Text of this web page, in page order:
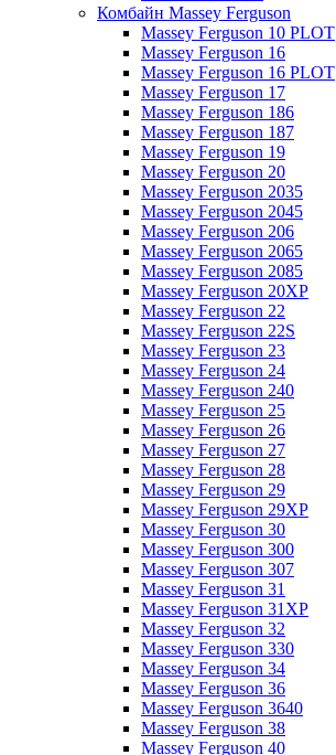
Комбайн Massey Ferguson
Massey Ferguson 10 PLOT
Massey Ferguson 16
Massey Ferguson 16 PLOT
Massey Ferguson 17
Massey Ferguson 186
Massey Ferguson 187
Massey Ferguson 19
Massey Ferguson 20
Massey Ferguson 2035
Massey Ferguson 2045
Massey Ferguson 206
Massey Ferguson 2065
Massey Ferguson 2085
Massey Ferguson 20XP
Massey Ferguson 22
Massey Ferguson 22S
Massey Ferguson 23
Massey Ferguson 24
Massey Ferguson 240
Massey Ferguson 25
Massey Ferguson 26
Massey Ferguson 27
Massey Ferguson 28
Massey Ferguson 29
Massey Ferguson 29XP
Massey Ferguson 30
Massey Ferguson 300
Massey Ferguson 307
Massey Ferguson 31
Massey Ferguson 31XP
Massey Ferguson 32
Massey Ferguson 330
Massey Ferguson 34
Massey Ferguson 36
Massey Ferguson 3640
Massey Ferguson 38
Massey Ferguson 40